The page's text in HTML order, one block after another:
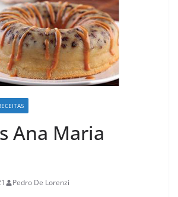
Ana Maria
Pedro De Lorenzi